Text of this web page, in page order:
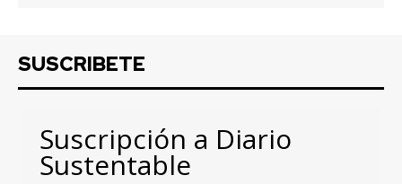
SUSCRIBETE
Suscripción a Diario
Sustentable